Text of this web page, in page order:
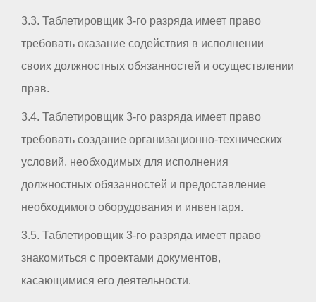
3.3. Таблетировщик 3-го разряда имеет право
требовать оказание содействия в исполнении
своих должностных обязанностей и осуществлении
прав.
3.4. Таблетировщик 3-го разряда имеет право
требовать создание организационно-технических
условий, необходимых для исполнения
должностных обязанностей и предоставление
необходимого оборудования и инвентаря.
3.5. Таблетировщик 3-го разряда имеет право
знакомиться с проектами документов,
касающимися его деятельности.